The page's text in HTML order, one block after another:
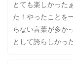
とても楽しかった
た！やったことを
らない言葉が多か
として誇らしかっ